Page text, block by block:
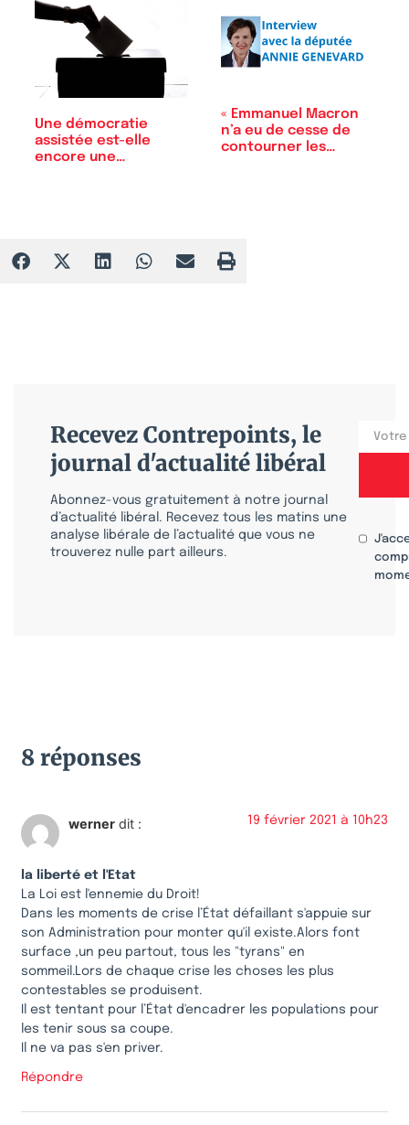
Une démocratie
assistée est-elle
encore une
« Emmanuel Macron
n’a eu de cesse de
contourner les…
Recevez Contrepoints, le
journal d'actualité libéral
Abonnez-vous gratuitement à notre journal
d’actualité libéral. Recevez tous les matins une
analyse libérale de l’actualité que vous ne
trouverez nulle part ailleurs.
8 réponses
werner dit : 19 février 2021 à 10h23
la liberté et l'Etat
La Loi est l'ennemie du Droit!
Dans les moments de crise l’État défaillant s'appuie sur
son Administration pour monter qu'il existe.Alors font
surface ,un peu partout, tous les "tyrans" en
sommeil.Lors de chaque crise les choses les plus
contestables se produisent.
Il est tentant pour l’État d'encadrer les populations pour
les tenir sous sa coupe.
Il ne va pas s'en priver.
Répondre